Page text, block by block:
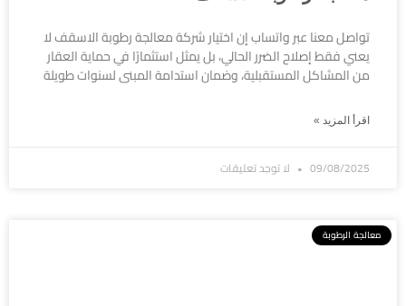
تواصل معنا عبر واتساب إن اختيار شركة معالجة رطوبة الاسقف لا
يعني فقط إصلاح الضرر الحالي، بل يمثل استثمارًا في حماية العقار
من المشاكل المستقبلية، وضمان استدامة المبنى لسنوات طويلة
اقرأ المزيد »
09/08/2025 لا توجد تعليقات
معالجة الرطوبة